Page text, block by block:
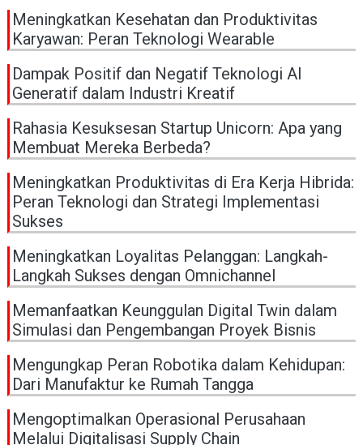
Meningkatkan Kesehatan dan Produktivitas
Karyawan: Peran Teknologi Wearable
Dampak Positif dan Negatif Teknologi AI
Generatif dalam Industri Kreatif
Rahasia Kesuksesan Startup Unicorn: Apa yang
Membuat Mereka Berbeda?
Meningkatkan Produktivitas di Era Kerja Hibrida:
Peran Teknologi dan Strategi Implementasi
Sukses
Meningkatkan Loyalitas Pelanggan: Langkah-
Langkah Sukses dengan Omnichannel
Memanfaatkan Keunggulan Digital Twin dalam
Simulasi dan Pengembangan Proyek Bisnis
Mengungkap Peran Robotika dalam Kehidupan:
Dari Manufaktur ke Rumah Tangga
Mengoptimalkan Operasional Perusahaan
Melalui Digitalisasi Supply Chain